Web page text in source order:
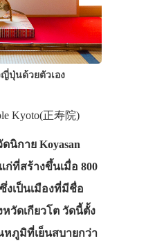
ญี่ปุ่นด้วยตัวเอง
Kyoto(正寿院)
นิกาย Koyasan
ก่ที่สร้างขึ้นเมื่อ 800
งเป็นเมืองที่มีชื่อ
หวัดเกียวโต วัดนี้ตั้ง
ภูมิที่เย็นสบายกว่า